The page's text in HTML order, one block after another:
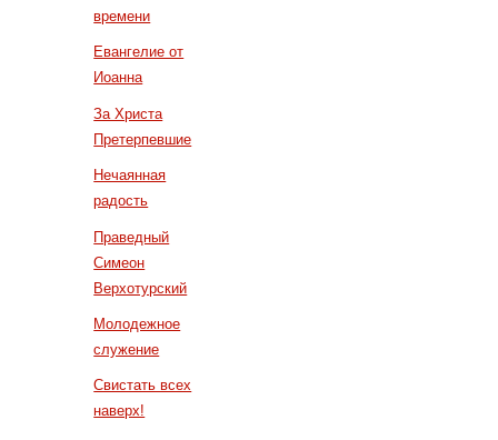
времени
Евангелие от
Иоанна
За Христа
Претерпевшие
Нечаянная
радость
Праведный
Симеон
Верхотурский
Молодежное
служение
Свистать всех
наверх!